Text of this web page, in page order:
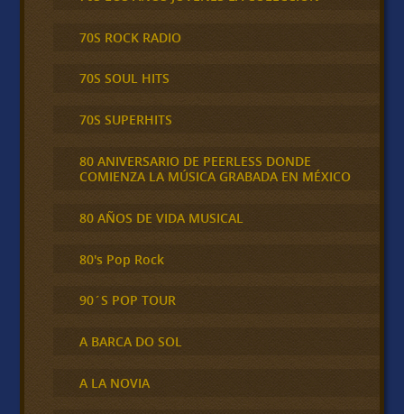
70S ROCK RADIO
70S SOUL HITS
70S SUPERHITS
80 ANIVERSARIO DE PEERLESS DONDE
COMIENZA LA MÚSICA GRABADA EN MÉXICO
80 AÑOS DE VIDA MUSICAL
80's Pop Rock
90´S POP TOUR
A BARCA DO SOL
A LA NOVIA